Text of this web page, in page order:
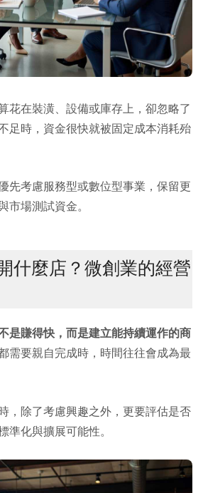
花在裝潢、設備或庫存上，卻忽略了
足時，資金很快就被固定成本消耗殆
先考慮服務型或數位型事業，保留更
市場測試資金。
什麼店？微創業的經營
是賺得快，而是建立能持續運作的商
需要親自完成時，時間往往會成為最
，除了考慮興趣之外，更要評估是否
準化與擴展可能性。